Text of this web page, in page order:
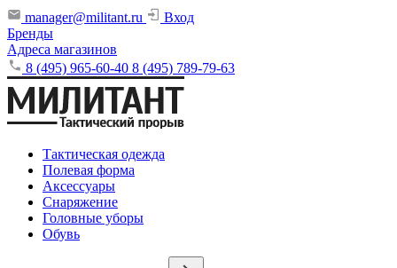
manager@militant.ru
Вход
Бренды
Адреса магазинов
8 (495) 965-60-40 8 (495) 789-79-63
Тактическая одежда
Полевая форма
Аксессуары
Снаряжение
Головные уборы
Обувь